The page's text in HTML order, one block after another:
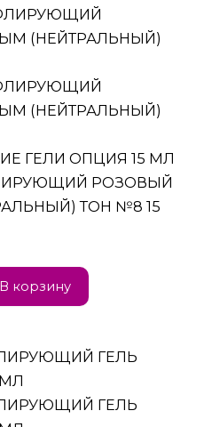
ГЕЛИ ОПЦИЯ 15 МЛ
РОЗОВЫЙ
ТОН №8 15
В корзину